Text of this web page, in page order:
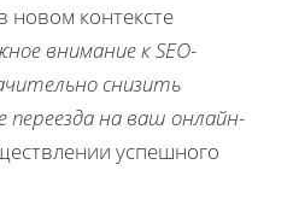
новом контексте
внимание к SEO-
снизить
переезда на ваш онлайн-
успешного